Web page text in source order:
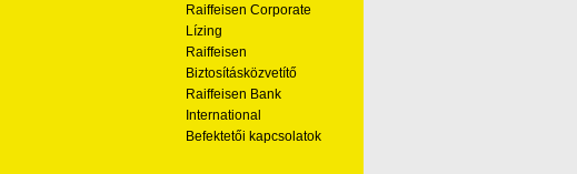
Raiffeisen Corporate
Lízing
Raiffeisen
Biztosításközvetítő
Raiffeisen Bank
International
Befektetői kapcsolatok